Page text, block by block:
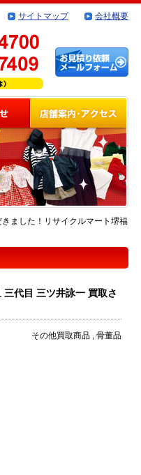
サイトマップ 会社概要
ました！リサイクルマート堺福
代目 三ツ井詠一 買取さ
その他買取商品 , 骨董品